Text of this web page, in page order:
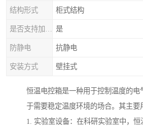
结构形式 柜式结构
是
防静电 抗静电
安装方式 壁挂式
恒温电控箱是一种用于控制温度的电
于需要稳定温度环境的场合。其主要
1. 实验室设备：在科研实验室中，